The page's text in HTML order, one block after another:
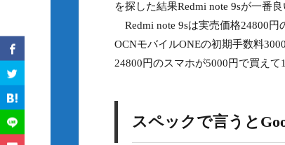
を探した結果Redmi note 9sが一番
Redmi note 9sは実売価格24800円
OCNモバイルONEの初期手数料
24800円のスマホが5000円で買え
スペックで言うと